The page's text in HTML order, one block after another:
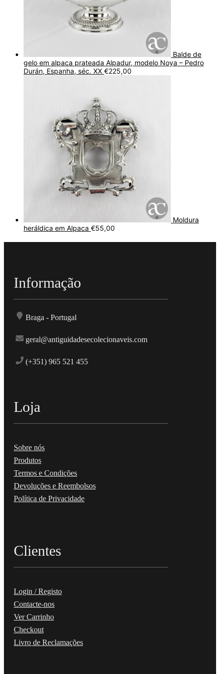
Balde de
gelo em alpaca prateada Alpadur, modelo Noya – Pedro
Durán, Espanha, séc. XX €225,00
Moldura
heráldica em Alpaca €55,00
Informação
Braga - Portugal
geral@antiguidadesecolecionaveis.com
(+351) 965 521 455
Loja
Sobre nós
Produtos
Termos e Condições
Devoluções e Reembolsos
Política de Privacidade
Clientes
Login / Registo
Contacte-nos
Ver Carrinho
Checkout
Livro de Reclamações